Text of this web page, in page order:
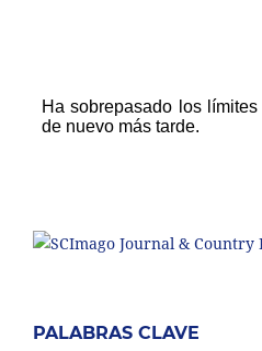
PALABRAS CLAVE